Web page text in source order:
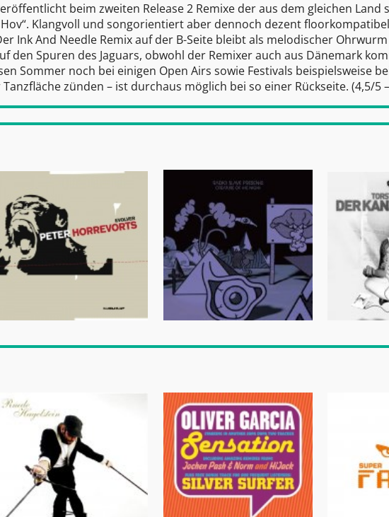
beim zweiten Release 2 Remixe der aus dem gleichen Land
Klangvoll und songorientiert aber dennoch dezent
Ink And Needle Remix auf der B-Seite bleibt als melodischer
den Spuren des Jaguars, obwohl der Remixer auch aus Dänemark
Sommer noch bei einigen Open Airs sowie Festivals beispielsweise
zünden – ist durchaus möglich bei so einer Rückseite. (4,5/5 –